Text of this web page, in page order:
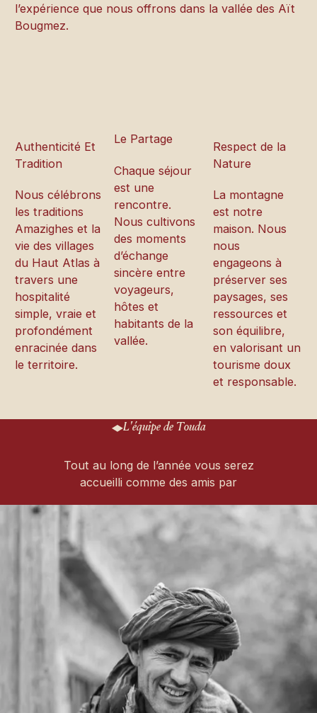
l’expérience que nous offrons dans la vallée des Aït
Bougmez.
Authenticité Et
Tradition
Nous célébrons
les traditions
Amazighes et la
vie des villages
du Haut Atlas à
travers une
hospitalité
simple, vraie et
profondément
enracinée dans
le territoire.
Le Partage
Chaque séjour
est une
rencontre.
Nous cultivons
des moments
d’échange
sincère entre
voyageurs,
hôtes et
habitants de la
vallée.
Respect de la
Nature
La montagne
est notre
maison. Nous
nous
engageons à
préserver ses
paysages, ses
ressources et
son équilibre,
en valorisant un
tourisme doux
et responsable.
L'équipe de Touda
Tout au long de l’année vous serez
accueilli comme des amis par